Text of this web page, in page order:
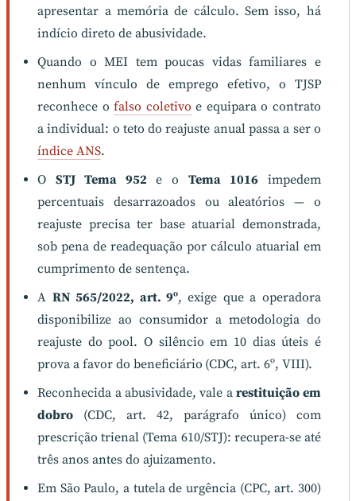
apresentar a memória de cálculo. Sem isso, há
indício direto de abusividade.
Quando o MEI tem poucas vidas familiares e
nenhum vínculo de emprego efetivo, o TJSP
reconhece ofalso coletivo e equipara o contrato
a individual: o teto do reajuste anual passa a ser o
índice ANS.
OSTJ Tema 952 e oTema 1016impedem
percentuais desarrazoados ou aleatórios — o
reajuste precisa ter base atuarial demonstrada,
sob pena de readequação por cálculo atuarial em
cumprimento de sentença.
A RN 565/2022, art. 9º, exige que a operadora
disponibilize ao consumidor a metodologia do
reajuste do pool. O silêncio em 10 dias úteis é
prova a favor do beneficiário (CDC, art. 6º, VIII).
Reconhecida a abusividade, vale arestituição em
dobro (CDC, art. 42, parágrafo único) com
prescrição trienal (Tema 610/STJ): recupera-se até
três anos antes do ajuizamento.
Em São Paulo, a tutela de urgência (CPC, art. 300)